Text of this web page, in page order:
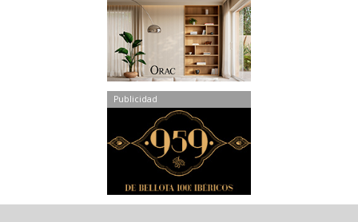
Publicidad